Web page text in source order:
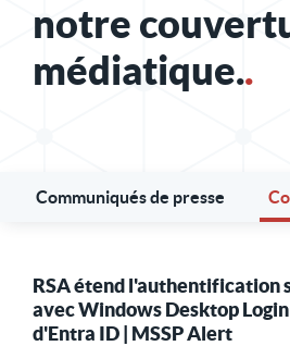
notre
médiatique..
Communiqués de presse
RSA étend l'authentification
avec Windows Desktop
d'Entra ID | MSSP Alert